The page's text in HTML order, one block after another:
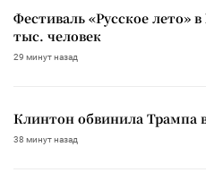
Фестиваль «Русское лето»
тыс. человек
29 минут назад
Клинтон обвинила Трампа
38 минут назад